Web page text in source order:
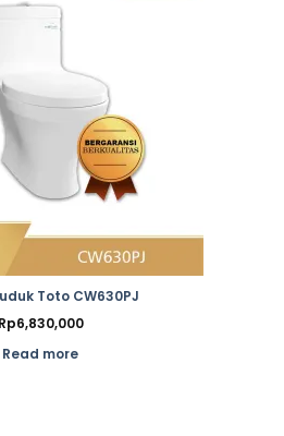
Toto CW630PJ
Rp6,830,000
Read more